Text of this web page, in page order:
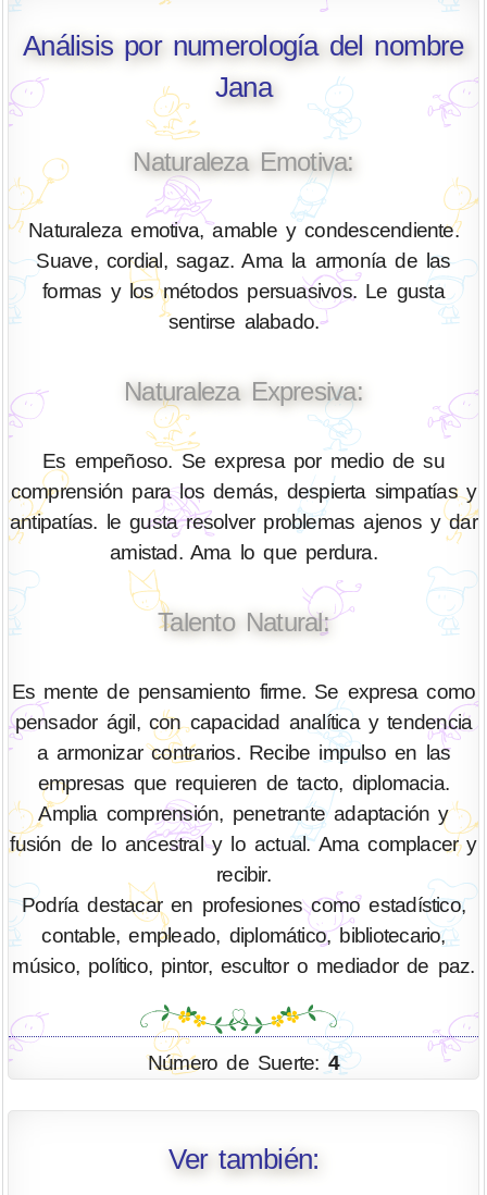
Análisis por numerología del nombre
Jana
Naturaleza Emotiva:
Naturaleza emotiva, amable y condescendiente.
Suave, cordial, sagaz. Ama la armonía de las
formas y los métodos persuasivos. Le gusta
sentirse alabado.
Naturaleza Expresiva:
Es empeñoso. Se expresa por medio de su
comprensión para los demás, despierta simpatías y
antipatías. le gusta resolver problemas ajenos y dar
amistad. Ama lo que perdura.
Talento Natural:
Es mente de pensamiento firme. Se expresa como
pensador ágil, con capacidad analítica y tendencia
a armonizar contrarios. Recibe impulso en las
empresas que requieren de tacto, diplomacia.
Amplia comprensión, penetrante adaptación y
fusión de lo ancestral y lo actual. Ama complacer y
recibir.
Podría destacar en profesiones como estadístico,
contable, empleado, diplomático, bibliotecario,
músico, político, pintor, escultor o mediador de paz.
Número de Suerte: 4
Ver también: